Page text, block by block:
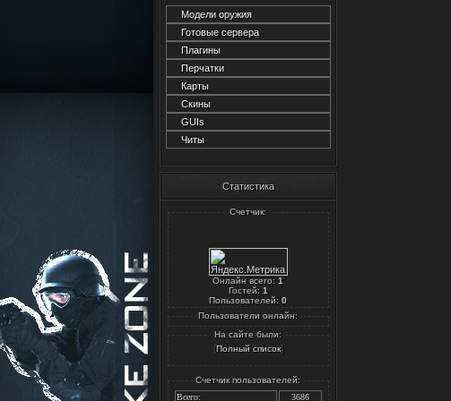
Модели оружия
Готовые сервера
Плагины
Перчатки
Карты
Скины
GUIs
Читы
Статистика
Счетчик:
Онлайн всего: 1
Гостей: 1
Пользователей: 0
Пользователи онлайн:
На сайте были:
[Полный список]
Счетчик пользователей:
Всего:
3686